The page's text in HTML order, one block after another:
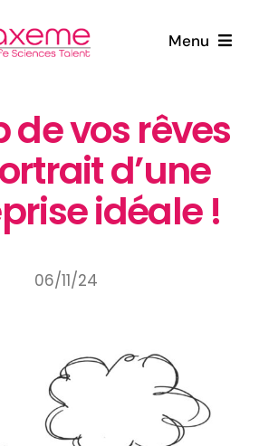
Menu
Candidats
Entreprises
Actualités
de vos rêves
d’une
idéale !
06/11/24